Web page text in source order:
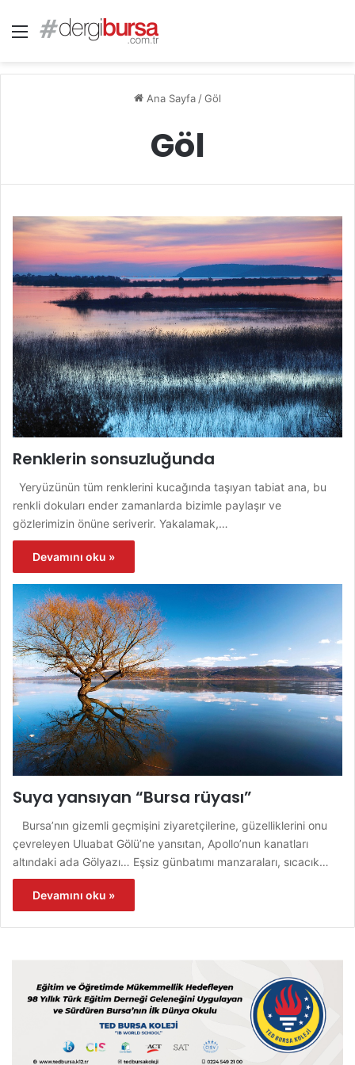
Menü
Ana Sayfa /Göl
Göl
Renklerin sonsuzluğunda
Yeryüzünün tüm renklerini kucağında taşıyan tabiat ana, bu
renkli dokuları ender zamanlarda bizimle paylaşır ve
gözlerimizin önüne seriverir. Yakalamak,…
Devamını oku »
Suya yansıyan “Bursa rüyası”
Bursa’nın gizemli geçmişini ziyaretçilerine, güzelliklerini onu
çevreleyen Uluabat Gölü’ne yansıtan, Apollo’nun kanatları
altındaki ada Gölyazı… Eşsiz günbatımı manzaraları, sıcacık…
Devamını oku »